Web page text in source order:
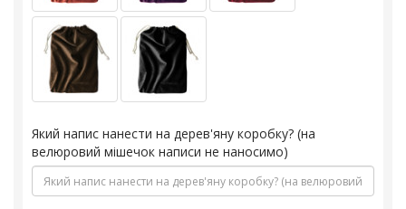
Який напис нанести на дерев'яну коробку? (на
велюровий мішечок написи не наносимо)